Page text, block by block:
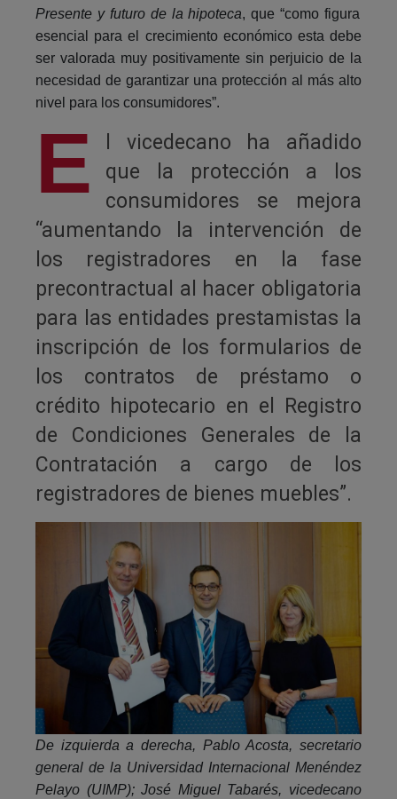
Presente y futuro de la hipoteca, que “como figura
esencial para el crecimiento económico esta debe
ser valorada muy positivamente sin perjuicio de la
necesidad de garantizar una protección al más alto
nivel para los consumidores”.
E
l vicedecano ha añadido
que la protección a los
consumidores se mejora
“aumentando la intervención de
los registradores en la fase
precontractual al hacer obligatoria
para las entidades prestamistas la
inscripción de los formularios de
los contratos de préstamo o
crédito hipotecario en el Registro
de Condiciones Generales de la
Contratación a cargo de los
registradores de bienes muebles”.
De izquierda a derecha, Pablo Acosta, secretario
general de la Universidad Internacional Menéndez
Pelayo (UIMP); José Miguel Tabarés, vicedecano